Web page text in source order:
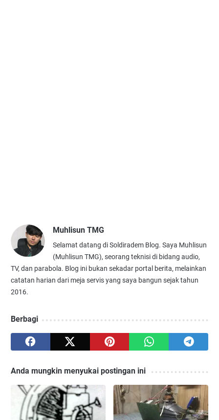
Muhlisun TMG
Selamat datang di Soldiradem Blog. Saya Muhlisun
(Muhlisun TMG), seorang teknisi di bidang audio,
TV, dan parabola. Blog ini bukan sekadar portal berita, melainkan
catatan harian dari meja servis yang saya bangun sejak tahun
2016.
Berbagi
Anda mungkin menyukai postingan ini